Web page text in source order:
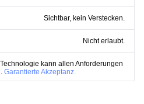
Sichtbar, kein Verstecken.
Nicht erlaubt.
kann allen Anforderungen
Garantierte Akzeptanz.